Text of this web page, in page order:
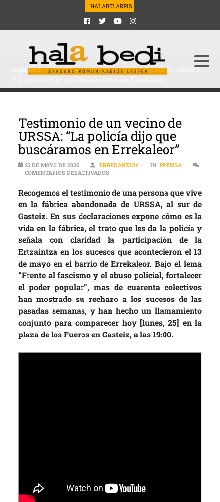
HALABELARRIS
Hala Bedi>Prensa>Testimonio de un vecino de URSSA:
Testimonio de un vecino de
URSSA: “La policía dijo que
buscáramos en Errekaleor”
25 DE MAYO DE 2026 ERREDAKZIOA IN PRENSA
COMENTARIOS DESACTIVADOSEN TESTIMONIO DE UN VECINO DE
Recogemos el testimonio de una persona que vive
en la fábrica abandonada de URSSA, al sur de
Gasteiz. En sus declaraciones expone cómo es la
vida en la fábrica, el trato que les da la policía y
señala con claridad la participación de la
Ertzaintza en los sucesos que acontecieron el 13
de mayo en el barrio de Errekaleor. Bajo el lema
“Frente al fascismo y el abuso policial, fortalecer
el poder popular”, mas de cuarenta colectivos
han mostrado su rechazo a los sucesos de las
pasadas semanas, y han hecho un llamamiento
conjunto para comparecer hoy [lunes, 25] en la
plaza de los Fueros en Gasteiz, a las 19:00.